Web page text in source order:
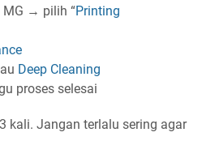
MG → pilih “Printing
Deep Cleaning
proses selesai
kali. Jangan terlalu sering agar